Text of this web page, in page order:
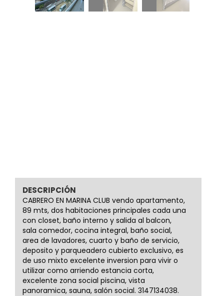
DESCRIPCIÓN
CABRERO EN MARINA CLUB vendo apartamento,
89 mts, dos habitaciones principales cada una
con closet, baño interno y salida al balcon,
sala comedor, cocina integral, baño social,
area de lavadores, cuarto y baño de servicio,
deposito y parqueadero cubierto exclusivo, es
de uso mixto excelente inversion para vivir o
utilizar como arriendo estancia corta,
excelente zona social piscina, vista
panoramica, sauna, salón social. 3147134038.